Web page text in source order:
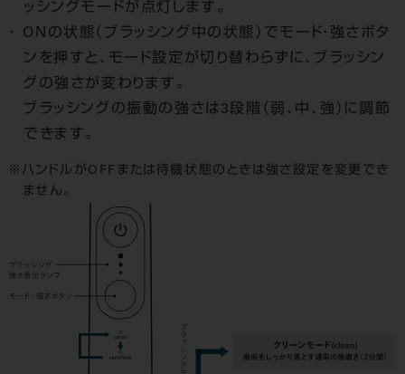
ッシングモードが点灯します。
ONの状態（ブラッシング中の状態）でモード・強さボタ
ンを押すと、モード設定が切り替わらずに、ブラッシン
グの強さが変わります。
ブラッシングの振動の強さは3段階（弱、中、強）に調節
できます。
ハンドルがOFFまたは待機状態のときは強さ設定を変更でき
ません。